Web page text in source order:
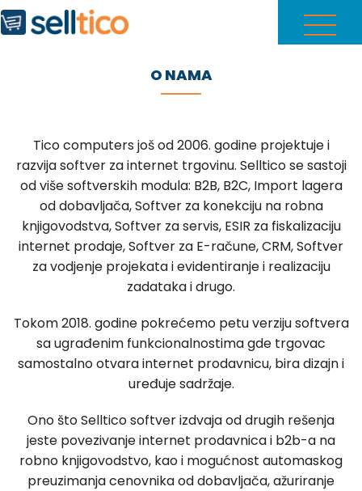
O NAMA
Tico computers još od 2006. godine projektuje i
razvija softver za internet trgovinu. Selltico se sastoji
od više softverskih modula: B2B, B2C, Import lagera
od dobavljača, Softver za konekciju na robna
knjigovodstva, Softver za servis, ESIR za fiskalizaciju
internet prodaje, Softver za E-račune, CRM, Softver
za vodjenje projekata i evidentiranje i realizaciju
zadataka i drugo.
Tokom 2018. godine pokrećemo petu verziju softvera
sa ugrađenim funkcionalnostima gde trgovac
samostalno otvara internet prodavnicu, bira dizajn i
uređuje sadržaje.
Ono što Selltico softver izdvaja od drugih rešenja
jeste povezivanje internet prodavnica i b2b-a na
robno knjigovodstvo, kao i mogućnost automaskog
preuzimanja cenovnika od dobavljača, ažuriranje